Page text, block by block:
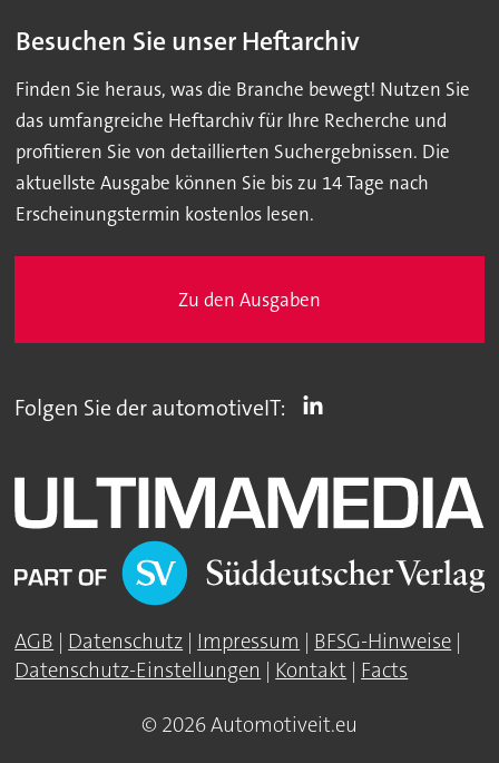
Besuchen Sie unser Heftarchiv
Finden Sie heraus, was die Branche bewegt! Nutzen Sie
das umfangreiche Heftarchiv für Ihre Recherche und
profitieren Sie von detaillierten Suchergebnissen. Die
aktuellste Ausgabe können Sie bis zu 14 Tage nach
Erscheinungstermin kostenlos lesen.
Zu den Ausgaben
Folgen Sie der automotiveIT:
AGB | Datenschutz | Impressum | BFSG-Hinweise |
Datenschutz-Einstellungen | Kontakt | Facts
© 2026 Automotiveit.eu